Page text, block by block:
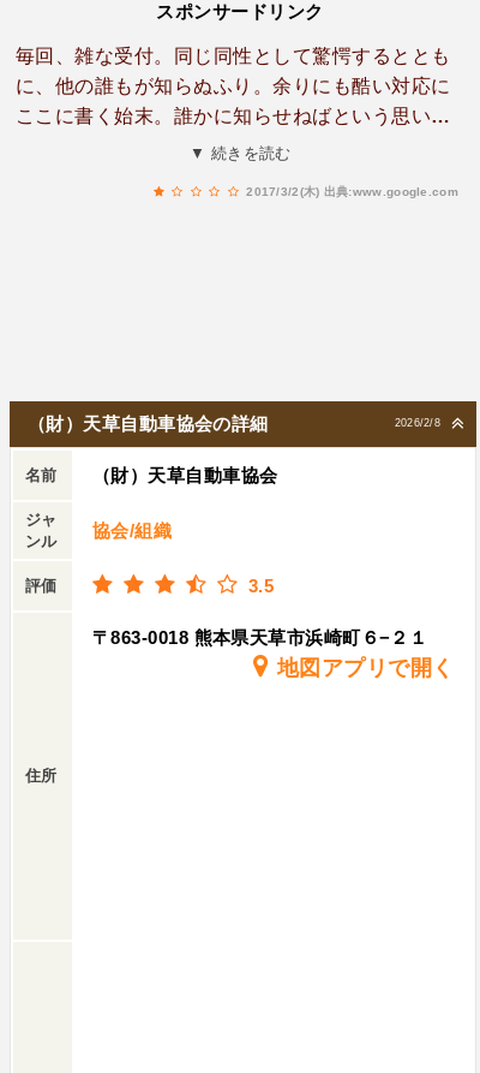
スポンサードリンク
毎回、雑な受付。同じ同性として驚愕するととも
に、他の誰もが知らぬふり。余りにも酷い対応に
ここに書く始末。誰かに知らせねばという思いで
ここに残します。当たり前の礼儀を切にお願いし
▼ 続きを読む
2017/3/2(木) 出典:www.google.com
2026/2/8
（財）天草自動車協会の詳細
名前 （財）天草自動車協会
ジャ
ンル
協会/組織
評価 3.5
住所
〒863-0018 熊本県天草市浜崎町６−２１
地図アプリで開く